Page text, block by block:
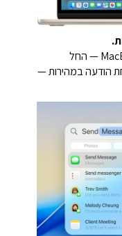
בצעו מאות פעולות על גבי ה‑MacBook Air — החל
הודעה במהירות —